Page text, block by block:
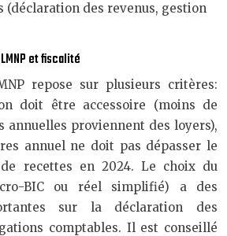
des revenus, gestion
et fiscalité
repose sur plusieurs critères:
doit être accessoire (moins de
annuelles proviennent des loyers),
annuel ne doit pas dépasser le
recettes en 2024. Le choix du
BIC ou réel simplifié) a des
sur la déclaration des
comptables. Il est conseillé